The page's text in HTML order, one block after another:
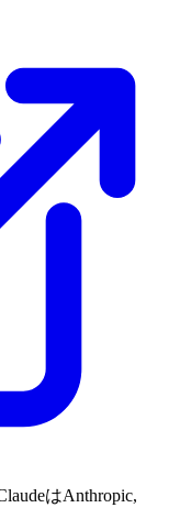
はAnthropic,